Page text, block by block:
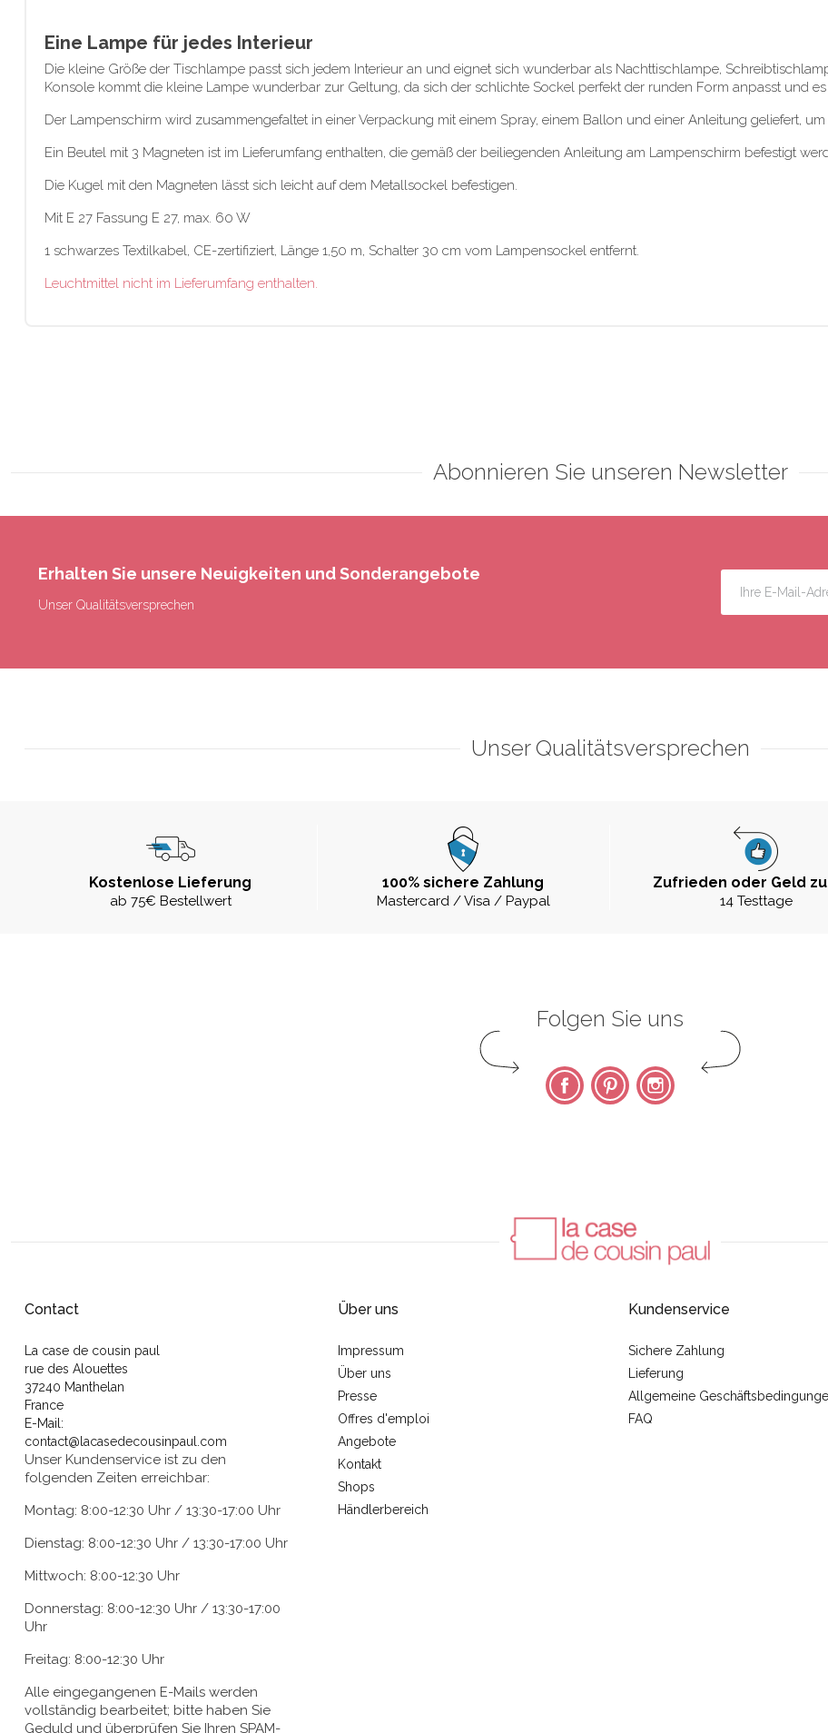
Eine Lampe für jedes Interieur
Die kleine Größe der Tischlampe passt sich jedem Interieur an und eignet sich wunderbar als Nachttischlampe,
Konsole kommt die kleine Lampe wunderbar zur Geltung, da sich der schlichte Sockel perfekt der runden Form anpasst und
Der Lampenschirm wird zusammengefaltet in einer Verpackung mit einem Spray, einem Ballon und einer Anleitung geliefert,
Ein Beutel mit 3 Magneten ist im Lieferumfang enthalten, die gemäß der beiliegenden Anleitung am Lampenschirm befestigt
Die Kugel mit den Magneten lässt sich leicht auf dem Metallsockel befestigen.
Mit E 27 Fassung E 27, max. 60 W
1 schwarzes Textilkabel, CE-zertifiziert, Länge 1,50 m, Schalter 30 cm vom Lampensockel entfernt.
Leuchtmittel nicht im Lieferumfang enthalten.
Abonnieren Sie unseren Newsletter
Erhalten Sie unsere Neuigkeiten und Sonderangebote
Unser Qualitätsversprechen
Unser Qualitätsversprechen
Kostenlose Lieferung
ab 75€ Bestellwert
100% sichere Zahlung
Mastercard / Visa / Paypal
Zufrieden oder Geld
14 Testtage
Folgen Sie uns
FacebookPinterest Instagram
Contact
La case de cousin paul
rue des Alouettes
37240 Manthelan
France
E-Mail:
contact@lacasedecousinpaul.com
Unser Kundenservice ist zu den
folgenden Zeiten erreichbar:
Montag: 8:00-12:30 Uhr / 13:30-17:00 Uhr
Dienstag: 8:00-12:30 Uhr / 13:30-17:00 Uhr
Mittwoch: 8:00-12:30 Uhr
Donnerstag: 8:00-12:30 Uhr / 13:30-17:00
Uhr
Freitag: 8:00-12:30 Uhr
Alle eingegangenen E-Mails werden
vollständig bearbeitet; bitte haben Sie
Geduld und überprüfen Sie Ihren SPAM-
Über uns
Impressum
Über uns
Presse
Offres d'emploi
Angebote
Kontakt
Shops
Händlerbereich
Kundenservice
Sichere Zahlung
Lieferung
Allgemeine
FAQ